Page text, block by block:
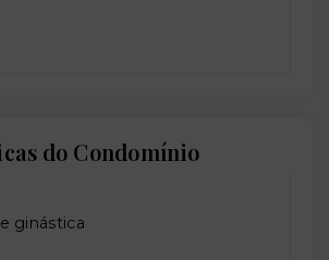
do Condomínio
ginástica